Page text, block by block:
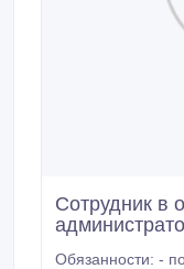
Сотрудник в
Обязанности: -